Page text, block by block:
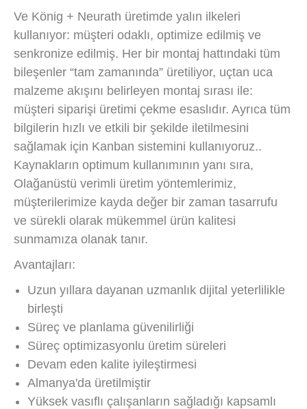
Ve König + Neurath üretimde yalın ilkeleri
kullanıyor: müşteri odaklı, optimize edilmiş ve
senkronize edilmiş. Her bir montaj hattındaki tüm
bileşenler “tam zamanında” üretiliyor, uçtan uca
malzeme akışını belirleyen montaj sırası ile:
müşteri siparişi üretimi çekme esaslıdır. Ayrıca tüm
bilgilerin hızlı ve etkili bir şekilde iletilmesini
sağlamak için Kanban sistemini kullanıyoruz..
Kaynakların optimum kullanımının yanı sıra,
Olağanüstü verimli üretim yöntemlerimiz,
müşterilerimize kayda değer bir zaman tasarrufu
ve sürekli olarak mükemmel ürün kalitesi
sunmamıza olanak tanır.
Avantajları:
Uzun yıllara dayanan uzmanlık dijital yeterlilikle
birleşti
Süreç ve planlama güvenilirliği
Süreç optimizasyonlu üretim süreleri
Devam eden kalite iyileştirmesi
Almanya'da üretilmiştir
Yüksek vasıflı çalışanların sağladığı kapsamlı